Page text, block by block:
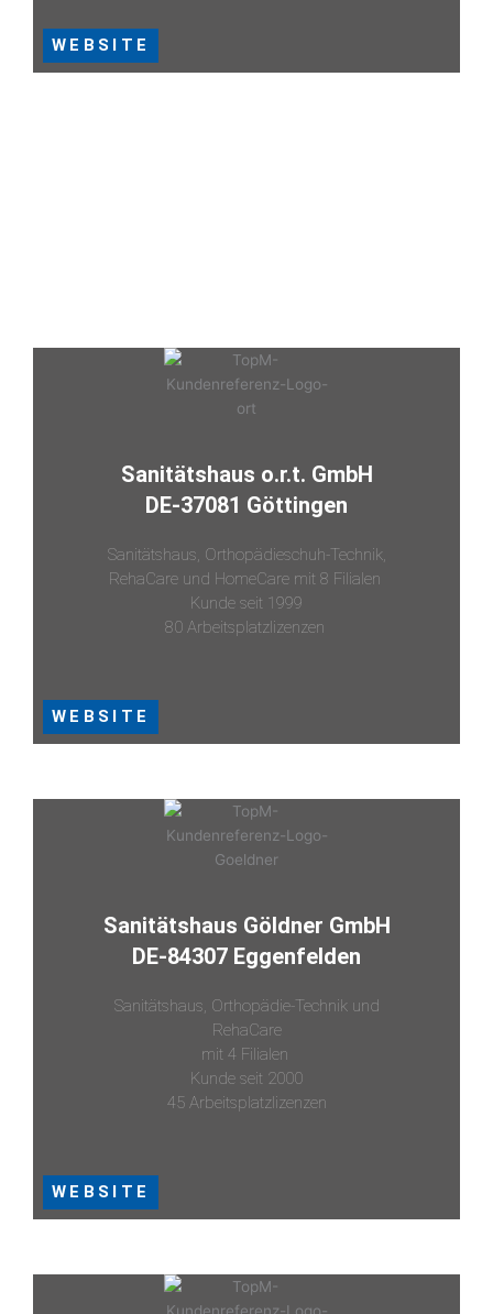
WEBSITE
Sanitätshaus o.r.t. GmbH
DE-37081 Göttingen
Sanitätshaus, Orthopädieschuh-Technik,
RehaCare und HomeCare mit 8 Filialen
Kunde seit 1999
80 Arbeitsplatzlizenzen
WEBSITE
Sanitätshaus Göldner GmbH
DE-84307 Eggenfelden
Sanitätshaus, Orthopädie-Technik und
RehaCare
mit 4 Filialen
Kunde seit 2000
45 Arbeitsplatzlizenzen
WEBSITE